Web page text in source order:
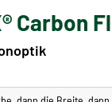
Carbon